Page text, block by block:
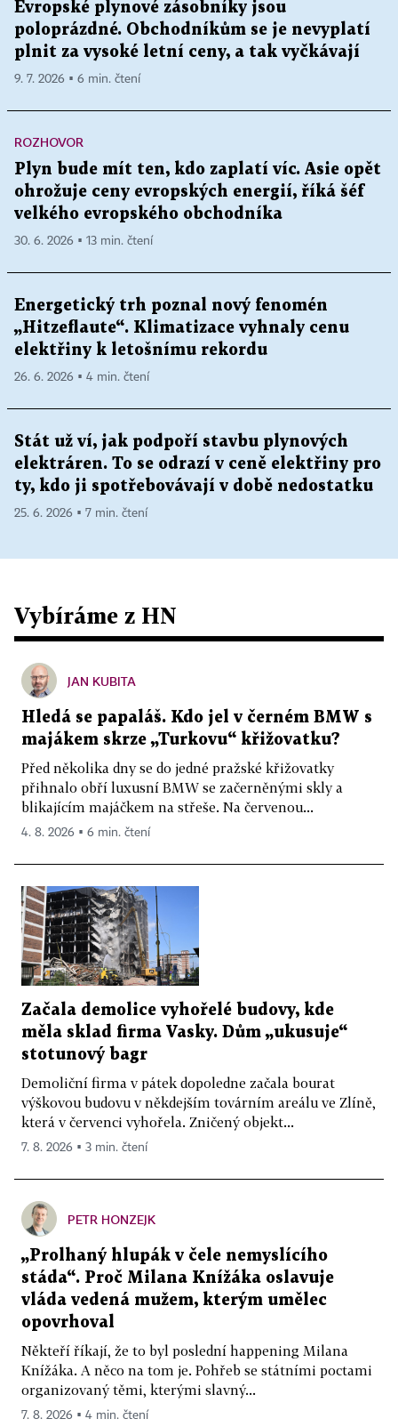
Evropské plynové zásobníky jsou
poloprázdné. Obchodníkům se je nevyplatí
plnit za vysoké letní ceny, a tak vyčkávají
9. 7. 2026 ▪ 6 min. čtení
ROZHOVOR
Plyn bude mít ten, kdo zaplatí víc. Asie opět
ohrožuje ceny evropských energií, říká šéf
velkého evropského obchodníka
30. 6. 2026 ▪ 13 min. čtení
Energetický trh poznal nový fenomén
„Hitzeflaute“. Klimatizace vyhnaly cenu
elektřiny k letošnímu rekordu
26. 6. 2026 ▪ 4 min. čtení
Stát už ví, jak podpoří stavbu plynových
elektráren. To se odrazí v ceně elektřiny pro
ty, kdo ji spotřebovávají v době nedostatku
25. 6. 2026 ▪ 7 min. čtení
Vybíráme z HN
JAN KUBITA
Hledá se papaláš. Kdo jel v černém BMW s
majákem skrze „Turkovu“ křižovatku?
Před několika dny se do jedné pražské křižovatky
přihnalo obří luxusní BMW se začerněnými skly a
blikajícím majáčkem na střeše. Na červenou...
4. 8. 2026 ▪ 6 min. čtení
Začala demolice vyhořelé budovy, kde
měla sklad firma Vasky. Dům „ukusuje“
stotunový bagr
Demoliční firma v pátek dopoledne začala bourat
výškovou budovu v někdejším továrním areálu ve Zlíně,
která v červenci vyhořela. Zničený objekt...
7. 8. 2026 ▪ 3 min. čtení
PETR HONZEJK
„Prolhaný hlupák v čele nemyslícího
stáda“. Proč Milana Knížáka oslavuje
vláda vedená mužem, kterým umělec
opovrhoval
Někteří říkají, že to byl poslední happening Milana
Knížáka. A něco na tom je. Pohřeb se státními poctami
organizovaný těmi, kterými slavný...
7. 8. 2026 ▪ 4 min. čtení